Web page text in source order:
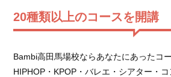
20種類以上のコースを開講
Bambi高田馬場校ならあなたにあったコ
HIPHOP・KPOP・バレエ・シアター・